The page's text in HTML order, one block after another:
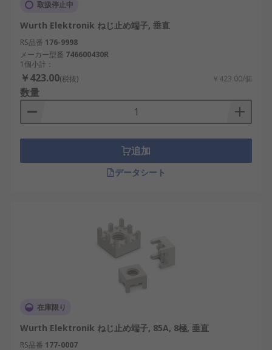
取扱停止中
Wurth Elektronik ねじ止め端子, 垂直
RS品番 176-9998
メーカー型番 746600430R
1個小計：
￥423.00(税抜) ￥423.00/個
数量
追加
データシート
在庫限り
Wurth Elektronik ねじ止め端子, 85A, 8極, 垂直
RS品番 177-0007